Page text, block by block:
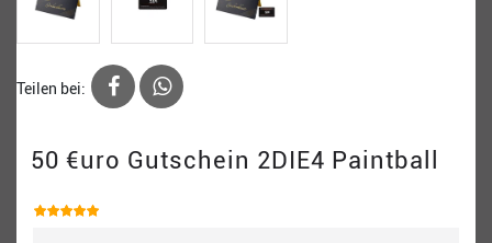
Teilen bei:
50 €uro Gutschein 2DIE4 Paintball